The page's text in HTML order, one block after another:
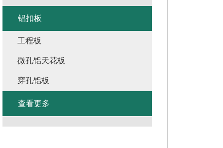
铝扣板
工程板
微孔铝天花板
穿孔铝板
查看更多